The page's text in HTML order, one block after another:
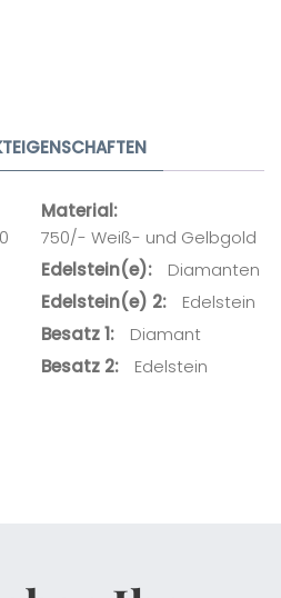
Material
750/- Weiß- und Gelbgold
Edelstein(e)
Diamanten
Edelstein(e) 2
Edelstein
Besatz 1
Diamant
Besatz 2
Edelstein